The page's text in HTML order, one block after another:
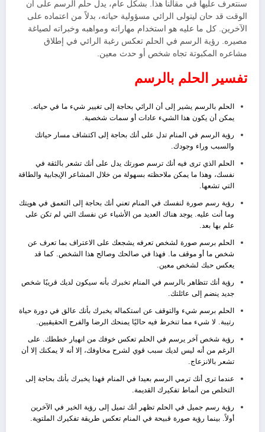
سنتعرف عليها في مقالنا هذا. بشكل عام، يدل حلم الرسم على أن
الوقت قد حان ليتولى الرائي مسؤولية حياته، بدلاً من اعتماده على
الآخرين. كل ما عليه هو استخدام مهاراته ومواهبه وخبراته لصياغة
مصيره. رؤية الرسم في الحلم تعكس رغبة الرائي في إطلاق
مشاعره المكبوتة تجاه شخص أو حدث معين.
تفسير الحلم بالرسم
الحلم بالرسم يشير إلى أن الرائي بحاجة إلى تغيير شيء ما في حياته.
يمكن أن يكون هذا الشيء عادات أو سمات شخصية.
رؤية الرسم في المنام تدل على أنك بحاجة إلى اكتشاف مسار حياتك
والسبب وراء وجودك.
الحلم الذي ترى فيه أنك ترسم صورتك يدل على أنك تشعر بالثقة في
نفسك، وهذا ما يمكن ملاحظته بسهولة من خلال المشاعر الإيجابية والطاقة
التي تشعها.
رؤية رسم صورة لنفسك في المنام تعني أنك بحاجة إلى التعمق في هويتك
وما أنت عليه. يوجد هناك العديد من الأشياء عن نفسك التي لم تكن على
علم بها بعد.
الحلم برسم صورة لشخص تعرفه يشجعك على الاعتراف بما تعرف عن
شخص ما أو موقف ما. فهذا في صالحك وصالح هذا الشخص. كما قد
يعكس حبك لشخص معين.
رؤية أنك تتظاهر بالرسم في المنام تخبرك بأنه سيكون لديك قريبًا شخص
جديد ينضم إلى عائلتك.
الحلم برسم شيء والتوقف عن استكماله يخبرك بأنك عالق في دورة حياة
رتيبة. لا شيء مما تنخرط فيه حاليًا يمنحك الرضا والفرح الحقيقيين.
رؤية شخص آخر يرسم في الحلم تعكس خوفك من انهيار خططك. على
الرغم من أنه ليس لديك سبب قوي لشرح مخاوفك، إلا أنه لا يمكنك إلا أن
تشعر بالانزعاج.
عندما ترى أنك ترمي الرسم بعيدا في المنام فهذا يخبرك بأنك بحاجة إلى
التخلص من أنماط تفكيرك القديمة.
رؤية رسم جميل في الحلم تظهر أنك تميل إلى رؤية الخير في الآخرين
أولاً. بينما رؤية صورة قبيحة في المنام تعكس طريقة تفكيرك الملتوية.